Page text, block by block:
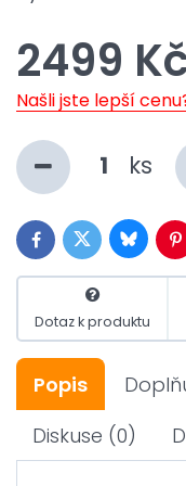
2499
Našli jste lepší
ks
FacebookTwitterBluesky
Dotaz k produktu
Popis
Diskuse (0)